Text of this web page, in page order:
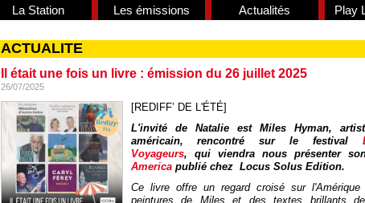
La Station Les émissions Actualités Play
ACTUALITE
Il était une fois un livre : émission du 26 juillet 2025
26/07/2025
[REDIFF’ DE L'ÉTÉ]
L'invité de Natalie est Miles Hyman,
américain, rencontré sur le festival
Voyageurs, qui viendra nous présenter
Americapublié chez Locus Solus Edition.
Ce livre offre un regard croisé sur
peintures de Miles et des textes brillants